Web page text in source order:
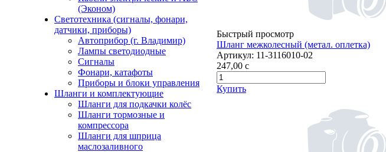
(Эконом)
Светотехника (сигналы, фонари,
датчики, приборы)
Автоприбор (г. Владимир)
Лампы светодиодные
Сигналы
Фонари, катафоты
Приборы и блоки управления
Шланги и комплектующие
Шланги для подкачки колёс
Шланги тормозные и
компрессора
Шланги для шприца
маслозаливного
Быстрый просмотр
Шланг межколесный (метал. оплетка)
Артикул: 11-3116010-02
247,00 c
Купить